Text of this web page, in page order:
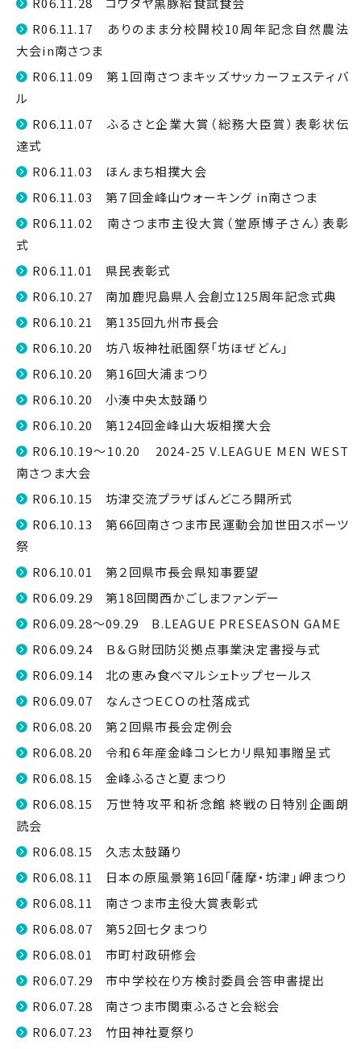
R06.11.17 ありのまま分校開校10周年記念自然農法
大会in南さつま
R06.11.09 第１回南さつまキッズサッカーフェスティバ
ル
R06.11.07 ふるさと企業大賞（総務大臣賞）表彰状伝
達式
R06.11.03 ほんまち相撲大会
R06.11.03 第７回金峰山ウォーキング in南さつま
R06.11.02 南さつま市主役大賞（堂原博子さん）表彰
式
R06.11.01 県民表彰式
R06.10.27 南加鹿児島県人会創立125周年記念式典
R06.10.21 第135回九州市長会
R06.10.20 坊八坂神社祇園祭「坊ほぜどん」
R06.10.20 第16回大浦まつり
R06.10.20 小湊中央太鼓踊り
R06.10.20 第124回金峰山大坂相撲大会
R06.10.19～10.20 2024-25 V.LEAGUE MEN WEST
南さつま大会
R06.10.15 坊津交流プラザばんどころ開所式
R06.10.13 第66回南さつま市民運動会加世田スポーツ
祭
R06.10.01 第２回県市長会県知事要望
R06.09.29 第18回関西かごしまファンデー
R06.09.28～09.29 B.LEAGUE PRESEASON GAME
R06.09.24 Ｂ＆Ｇ財団防災拠点事業決定書授与式
R06.09.14 北の恵み食べマルシェトップセールス
R06.09.07 なんさつＥＣＯの杜落成式
R06.08.20 第２回県市長会定例会
R06.08.20 令和６年産金峰コシヒカリ県知事贈呈式
R06.08.15 金峰ふるさと夏まつり
R06.08.15 万世特攻平和祈念館 終戦の日特別企画朗
読会
R06.08.15 久志太鼓踊り
R06.08.11 日本の原風景第16回「薩摩・坊津」岬まつり
R06.08.11 南さつま市主役大賞表彰式
R06.08.07 第52回七夕まつり
R06.08.01 市町村政研修会
R06.07.29 市中学校在り方検討委員会答申書提出
R06.07.28 南さつま市関東ふるさと会総会
R06.07.23 竹田神社夏祭り